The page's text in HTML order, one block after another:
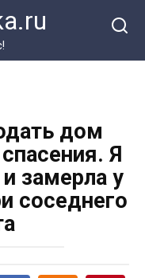
дом
Я
замерла у
соседнего